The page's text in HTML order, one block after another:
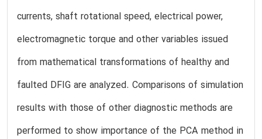
currents, shaft rotational speed, electrical power,
electromagnetic torque and other variables issued
from mathematical transformations of healthy and
faulted DFIG are analyzed. Comparisons of simulation
results with those of other diagnostic methods are
performed to show importance of the PCA method in